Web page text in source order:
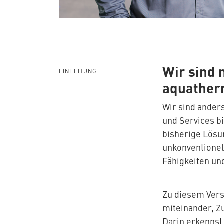
EINLEITUNG Wir sind
Wir sind
und Services
bisherige
Fähigkeiten
Zu diesem
miteinander,
Darin